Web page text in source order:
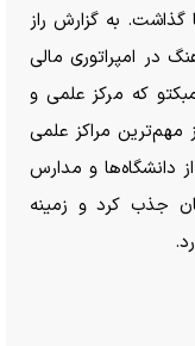
گذاشت. به گزارش راز
در امپراتوری مالی
که مرکز علمی و
مهم‌ترین مراکز علمی
دانشگاه‌ها و مدارس
جذب کرد و زمینه